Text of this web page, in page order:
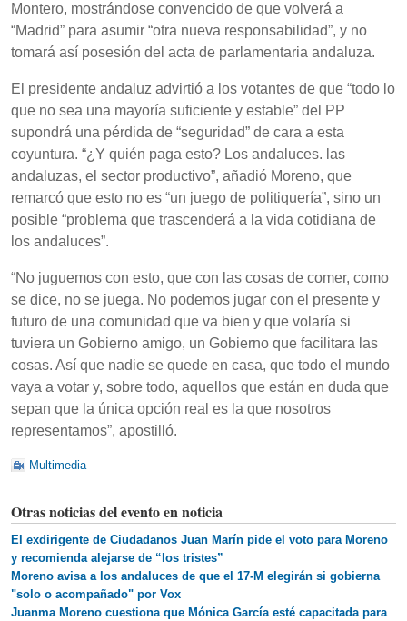
Montero, mostrándose convencido de que volverá a
“Madrid” para asumir “otra nueva responsabilidad”, y no
tomará así posesión del acta de parlamentaria andaluza.
El presidente andaluz advirtió a los votantes de que “todo lo
que no sea una mayoría suficiente y estable” del PP
supondrá una pérdida de “seguridad” de cara a esta
coyuntura. “¿Y quién paga esto? Los andaluces. las
andaluzas, el sector productivo”, añadió Moreno, que
remarcó que esto no es “un juego de politiquería”, sino un
posible “problema que trascenderá a la vida cotidiana de
los andaluces”.
“No juguemos con esto, que con las cosas de comer, como
se dice, no se juega. No podemos jugar con el presente y
futuro de una comunidad que va bien y que volaría si
tuviera un Gobierno amigo, un Gobierno que facilitara las
cosas. Así que nadie se quede en casa, que todo el mundo
vaya a votar y, sobre todo, aquellos que están en duda que
sepan que la única opción real es la que nosotros
representamos”, apostilló.
Multimedia
Otras noticias del evento en noticia
El exdirigente de Ciudadanos Juan Marín pide el voto para Moreno
y recomienda alejarse de “los tristes”
Moreno avisa a los andaluces de que el 17-M elegirán si gobierna
"solo o acompañado" por Vox
Juanma Moreno cuestiona que Mónica García esté capacitada para